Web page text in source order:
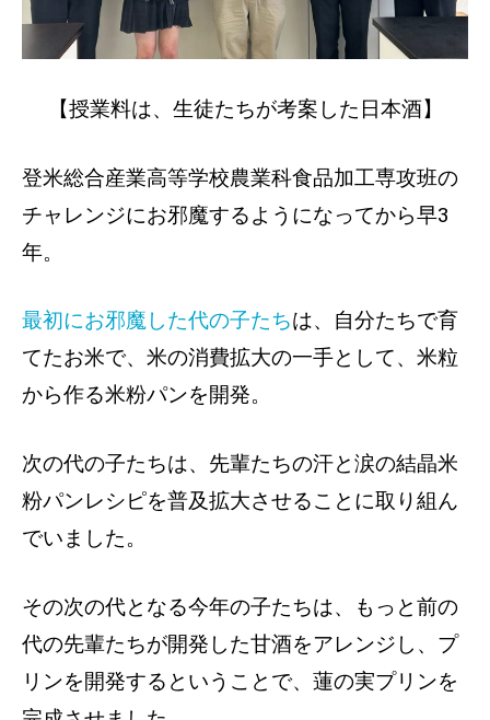
【授業料は、生徒たちが考案した日本酒】
登米総合産業高等学校農業科食品加工専攻班の
チャレンジにお邪魔するようになってから早3
年。
最初にお邪魔した代の子たちは、自分たちで育
てたお米で、米の消費拡大の一手として、米粒
から作る米粉パンを開発。
次の代の子たちは、先輩たちの汗と涙の結晶米
粉パンレシピを普及拡大させることに取り組ん
でいました。
その次の代となる今年の子たちは、もっと前の
代の先輩たちが開発した甘酒をアレンジし、プ
リンを開発するということで、蓮の実プリンを